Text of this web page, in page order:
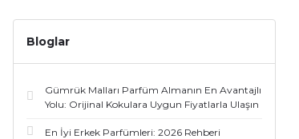
Bloglar
Gümrük Malları Parfüm Almanın En Avantajlı
Yolu: Orijinal Kokulara Uygun Fiyatlarla Ulaşın
En İyi Erkek Parfümleri: 2026 Rehberi